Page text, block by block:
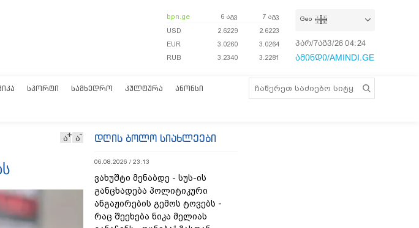
bpn.ge 6 აგვ
7 აგვ
USD
2.6229
2.6223
EUR
3.0260
3.0264
RUB
3.2340 3.2281
Geo
პარ/7აგვ/26 04:24:32
ამინდი/AMINDI.GE
ᲡᲞᲝᲠᲢᲘ ᲡᲐᲛᲮᲔᲓᲠᲝ ᲙᲣᲚᲢᲣᲠᲐ ᲐᲜᲝᲜᲡᲘ
ა ა დღის ბოლო სიახლეები
06.08.2026 / 23:13
ვახუშტი მენაბდე - სუს-ის
განცხადება პოლიტიკური
ანგაჟირების გემოს ტოვებს -
რაც შეეხება ნიკა მელიას